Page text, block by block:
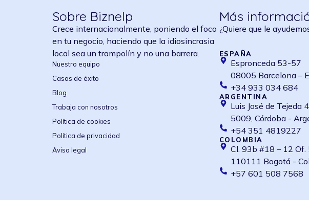
Sobre Biznelp
Crece internacionalmente, poniendo el foco
en tu negocio, haciendo que la idiosincrasia
local sea un trampolín y no una barrera.
Nuestro equipo
Casos de éxito
Blog
Trabaja con nosotros
Política de cookies
Política de privacidad
Aviso legal
Más
¿Quiere que le
ESPAÑA
Espronceda 53-57
08005 Barcelona –
+34 933 034 684
ARGENTINA
Luis José de Tejeda
5009, Córdoba -
+54 351 4819227
COLOMBIA
Cl. 93b #18 – 12 Of.
110111 Bogotá -
+57 601 508 7568